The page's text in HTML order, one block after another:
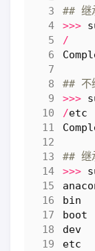
## 继
>>>
/
## 不
>>>
/etc
## 继
>>>
bin
boot
dev
etc